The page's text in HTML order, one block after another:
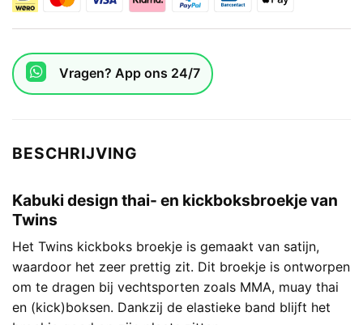
Vragen? App ons 24/7
BESCHRIJVING
Kabuki design thai- en kickboksbroekje van
Twins
Het Twins kickboks broekje is gemaakt van satijn,
waardoor het zeer prettig zit. Dit broekje is ontworpen
om te dragen bij vechtsporten zoals MMA, muay thai
en (kick)boksen. Dankzij de elastieke band blijft het